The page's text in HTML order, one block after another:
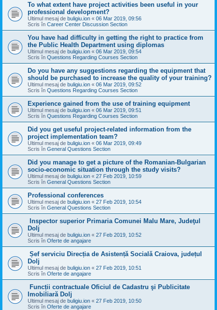
To what extent have project activities been useful in your
professional development?
Ultimul mesaj de buligiu.ion « 06 Mar 2019, 09:56
Scris în Career Center Discussion Section
You have had difficulty in getting the right to practice from
the Public Health Department using diplomas
Ultimul mesaj de buligiu.ion « 06 Mar 2019, 09:54
Scris în Questions Regarding Courses Section
Do you have any suggestions regarding the equipment that
should be purchased to increase the quality of your training?
Ultimul mesaj de buligiu.ion « 06 Mar 2019, 09:52
Scris în Questions Regarding Courses Section
Experience gained from the use of training equipment
Ultimul mesaj de buligiu.ion « 06 Mar 2019, 09:51
Scris în Questions Regarding Courses Section
Did you get useful project-related information from the
project implementation team?
Ultimul mesaj de buligiu.ion « 06 Mar 2019, 09:49
Scris în General Questions Section
Did you manage to get a picture of the Romanian-Bulgarian
socio-economic situation through the study visits?
Ultimul mesaj de buligiu.ion « 27 Feb 2019, 10:59
Scris în General Questions Section
Professional conferences
Ultimul mesaj de buligiu.ion « 27 Feb 2019, 10:54
Scris în General Questions Section
Inspector superior Primaria Comunei Malu Mare, Judeţul
Dolj
Ultimul mesaj de buligiu.ion « 27 Feb 2019, 10:52
Scris în Oferte de angajare
Șef serviciu Direcția de Asistență Socială Craiova, județul
Dolj
Ultimul mesaj de buligiu.ion « 27 Feb 2019, 10:51
Scris în Oferte de angajare
Funcții contractuale Oficiul de Cadastru şi Publicitate
Imobiliară Dolj
Ultimul mesaj de buligiu.ion « 27 Feb 2019, 10:50
Scris în Oferte de angajare